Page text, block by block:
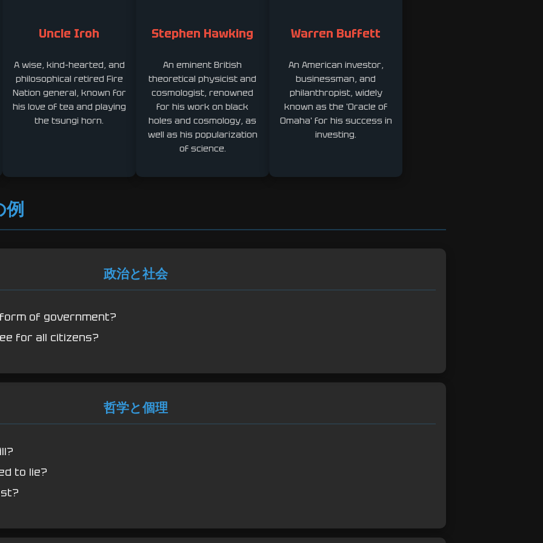
Uncle Iroh
A wise, kind-hearted, and
philosophical retired Fire
Nation general, known for
his love of tea and playing
the tsungi horn.
Stephen Hawking
An eminent British
theoretical physicist and
cosmologist, renowned
for his work on black
holes and cosmology, as
well as his popularization
of science.
Warren Buffett
An American investor,
businessman, and
philanthropist, widely
known as the 'Oracle of
Omaha' for his success in
investing.
例
政治と社会
of government?
for all citizens?
哲学と個理
to lie?